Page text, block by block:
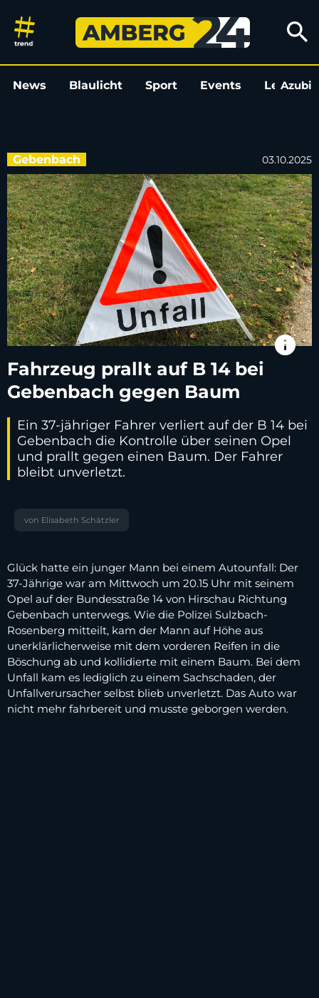
Fahrzeug prallt auf B 14 bei
search
News Blaulicht Sport Events LeoAzubi
Gebenbach 03.10.2025
info
Fahrzeug prallt auf B 14 bei
Gebenbach gegen Baum
Ein 37-jähriger Fahrer verliert auf der B 14 bei
Gebenbach die Kontrolle über seinen Opel
und prallt gegen einen Baum. Der Fahrer
bleibt unverletzt.
von Elisabeth Schätzler
Glück hatte ein junger Mann bei einem Autounfall: Der
37-Jährige war am Mittwoch um 20.15 Uhr mit seinem
Opel auf der Bundesstraße 14 von Hirschau Richtung
Gebenbach unterwegs. Wie die Polizei Sulzbach-
Rosenberg mitteilt, kam der Mann auf Höhe aus
unerklärlicherweise mit dem vorderen Reifen in die
Böschung ab und kollidierte mit einem Baum. Bei dem
Unfall kam es lediglich zu einem Sachschaden, der
Unfallverursacher selbst blieb unverletzt. Das Auto war
nicht mehr fahrbereit und musste geborgen werden.